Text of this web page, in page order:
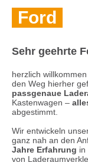
Ford
Sehr geehrte
herzlich
den Weg hierher
passgenaue
Kastenwagen –
abgestimmt.
Wir entwickeln
ganz nah an den
Jahre Erfahrung in
von